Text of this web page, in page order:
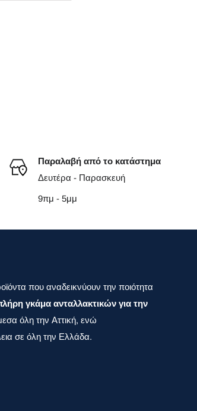
Παραλαβή από το κατάστημα
Δευτέρα - Παρασκευή
9πμ - 5μμ
που αναδεικνύουν την ποιότητα
γκάμα ανταλλακτικών για την
όλη την Αττική, ενώ
σε όλη την Ελλάδα.